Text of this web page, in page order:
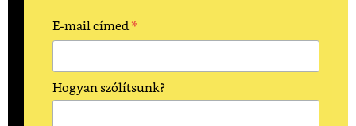
E-mail címed*
Hogyan szólítsunk?